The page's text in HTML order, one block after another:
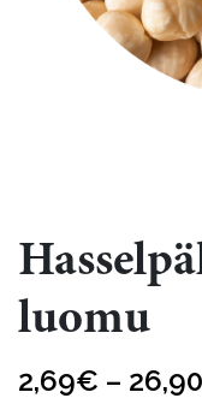
luomu
2,69€ – 26,90